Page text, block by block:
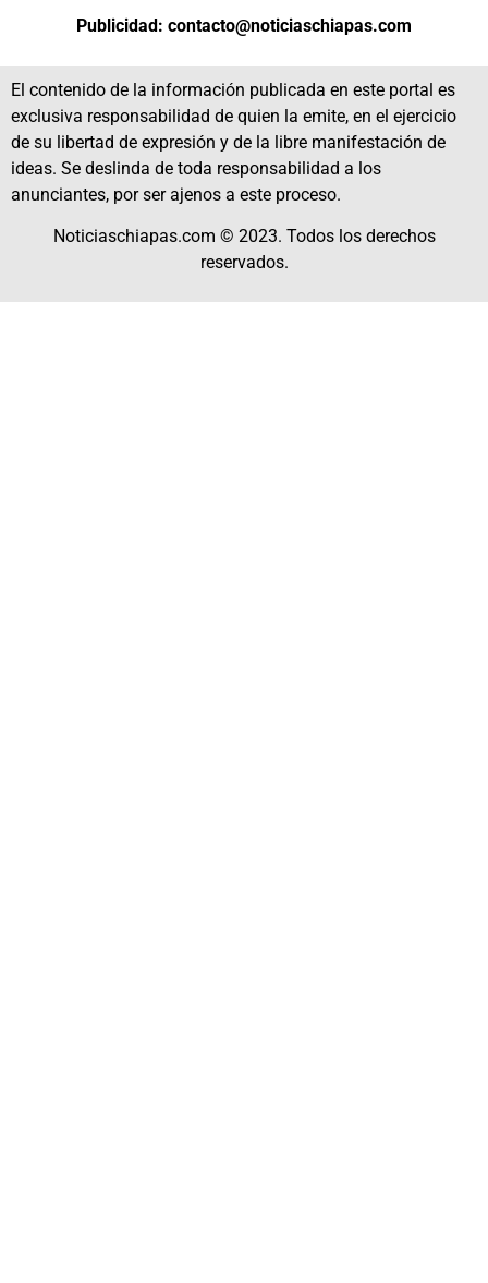
Publicidad: contacto@noticiaschiapas.com
El contenido de la información publicada en este portal es
exclusiva responsabilidad de quien la emite, en el ejercicio
de su libertad de expresión y de la libre manifestación de
ideas. Se deslinda de toda responsabilidad a los
anunciantes, por ser ajenos a este proceso.
Noticiaschiapas.com © 2023. Todos los derechos
reservados.